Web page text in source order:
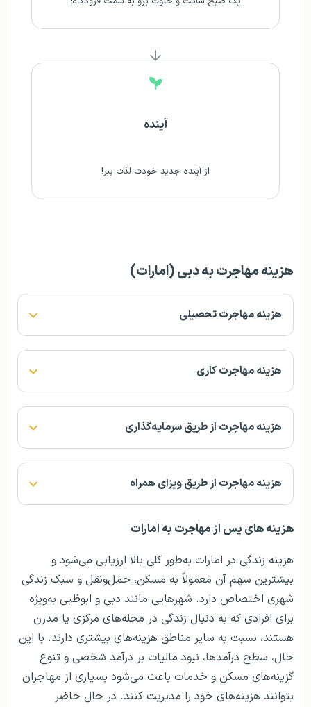
آینده
از آینده جدید خودت لذت ببر!
هزینه مهاجرت به دبی (امارات)
هزینه مهاجرت تحصیلی
هزینه مهاجرت کاری
هزینه مهاجرت از طریق سرمایه‌گذاری
هزینه مهاجرت از طریق ویزای همراه
هزینه های پس از مهاجرت به امارات
هزینه زندگی در امارات به‌طور کلی بالا ارزیابی می‌شود و
بیشترین سهم آن معمولاً به مسکن، حمل‌ونقل و سبک زندگی
شهری اختصاص دارد. شهرهایی مانند دبی و ابوظبی به‌ویژه
برای افرادی که به دنبال زندگی در محله‌های مرکزی یا مدرن
هستند، نسبت به سایر مناطق هزینه‌های بیشتری دارند. با این
حال، سطح درآمدها، نبود مالیات بر درآمد شخصی و تنوع
گزینه‌های مسکن و خدمات باعث می‌شود بسیاری از مهاجران
بتوانند هزینه‌های خود را مدیریت کنند. در حال حاضر